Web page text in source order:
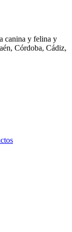
canina y felina y
Córdoba, Cádiz,